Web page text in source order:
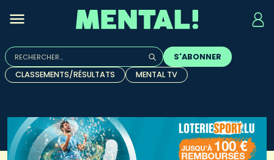
Rechercher :
Quand les résultats de l'auto-complétion sont
S'ABONNER
CLASSEMENTS/RÉSULTATS
MENTAL TV